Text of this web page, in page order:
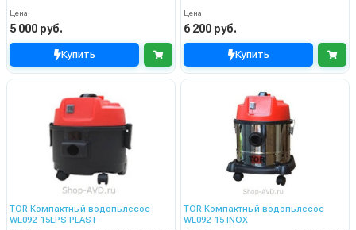
Цена
5 000 руб.
Купить
Цена
6 200 руб.
Купить
TOR Компактный водопылесос
WL092-15LPS PLAST
TOR Компактный водопылесос
WL092-15 INOX